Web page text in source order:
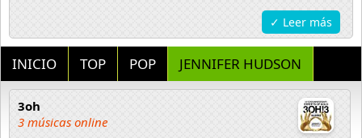
✓ Leer más
INICIO TOP POP JENNIFER HUDSON
3oh
3 músicas online